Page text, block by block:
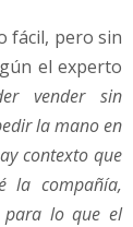
fácil, pero sin
el experto
vender sin
la mano en
contexto que
la compañía,
para lo que el